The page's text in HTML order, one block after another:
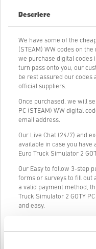
Descriere
We have some of the
(STEAM) WW codes on
we purchase digital codes
turn pass onto you, our
be rest assured our codes
official suppliers.
Once purchased, we will
PC (STEAM) WW digital
email address.
Our Live Chat (24/7) and
available in case you
Euro Truck Simulator 2
Our Easy to follow 3-step
forms or surveys to fill out
a valid payment method,
Truck Simulator 2 GOTY
and easy.